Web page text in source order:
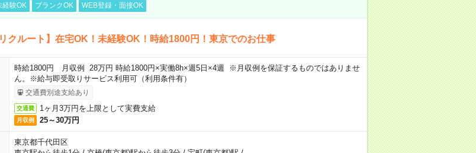
経験OK ブランクOK WEB登録・面接OK
リクルート】在宅OK！未経験OK！時給1800円！東京でのお仕事
時給1800円 月収例 28万円 時給1800円×実働8h×週5日×4週 ※月収例を保証するものではありませ
ん。※給与即受取りサービス利用可（利用条件有）
交通費別途支給あり
交通費 1ヶ月3万円を上限として実費支給
月収例 25～30万円
東京都千代田区